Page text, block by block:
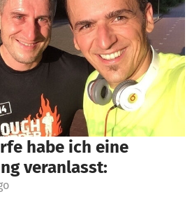
habe ich eine
veranlasst: